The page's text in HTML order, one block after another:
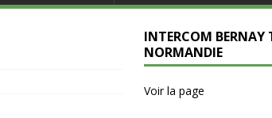
INTERCOM BERNAY
NORMANDIE
Voir la page